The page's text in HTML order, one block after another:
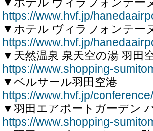
▼ホテル ヴィラフォンテー
https://www.hvf.jp/
▼ホテル ヴィラフォンテー
https://www.hvf.jp/
▼天然温泉 泉天空の湯 羽田
https://www.shopping-
▼ベルサール羽田空港
https://www.hvf.jp/
▼羽田エアポートガーデン
https://www.shopping-